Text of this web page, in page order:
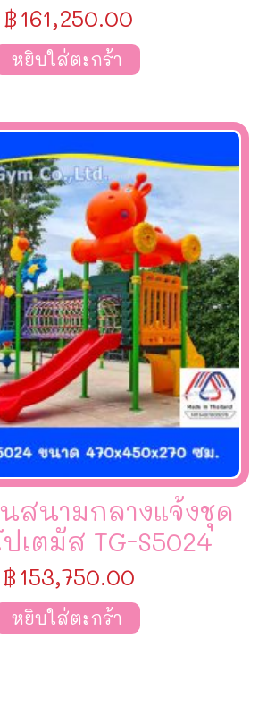
฿161,250.00
หยิบใส่ตะกร้า
นสนามกลางแจ้งชุด
เตมัส TG-S5024
฿153,750.00
หยิบใส่ตะกร้า